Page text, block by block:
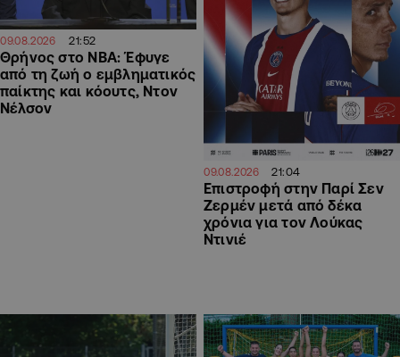
09.08.2026 21:52
Θρήνος στο NBA: Έφυγε
από τη ζωή ο εμβληματικός
παίκτης και κόουτς, Ντον
Νέλσον
09.08.2026 21:04
Επιστροφή στην Παρί Σεν
Ζερμέν μετά από δέκα
χρόνια για τον Λούκας
Ντινιέ